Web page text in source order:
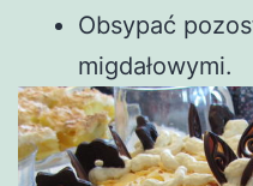
Obsypać
migdałowymi.